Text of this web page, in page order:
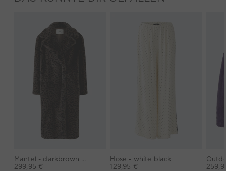
299,95 €
Hose - white black
129,95 €